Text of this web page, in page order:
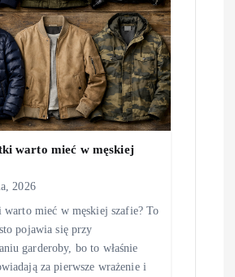
warto mieć w męskiej
2026
warto mieć w męskiej szafie? To
pojawia się przy
garderoby, bo to właśnie
za pierwsze wrażenie i